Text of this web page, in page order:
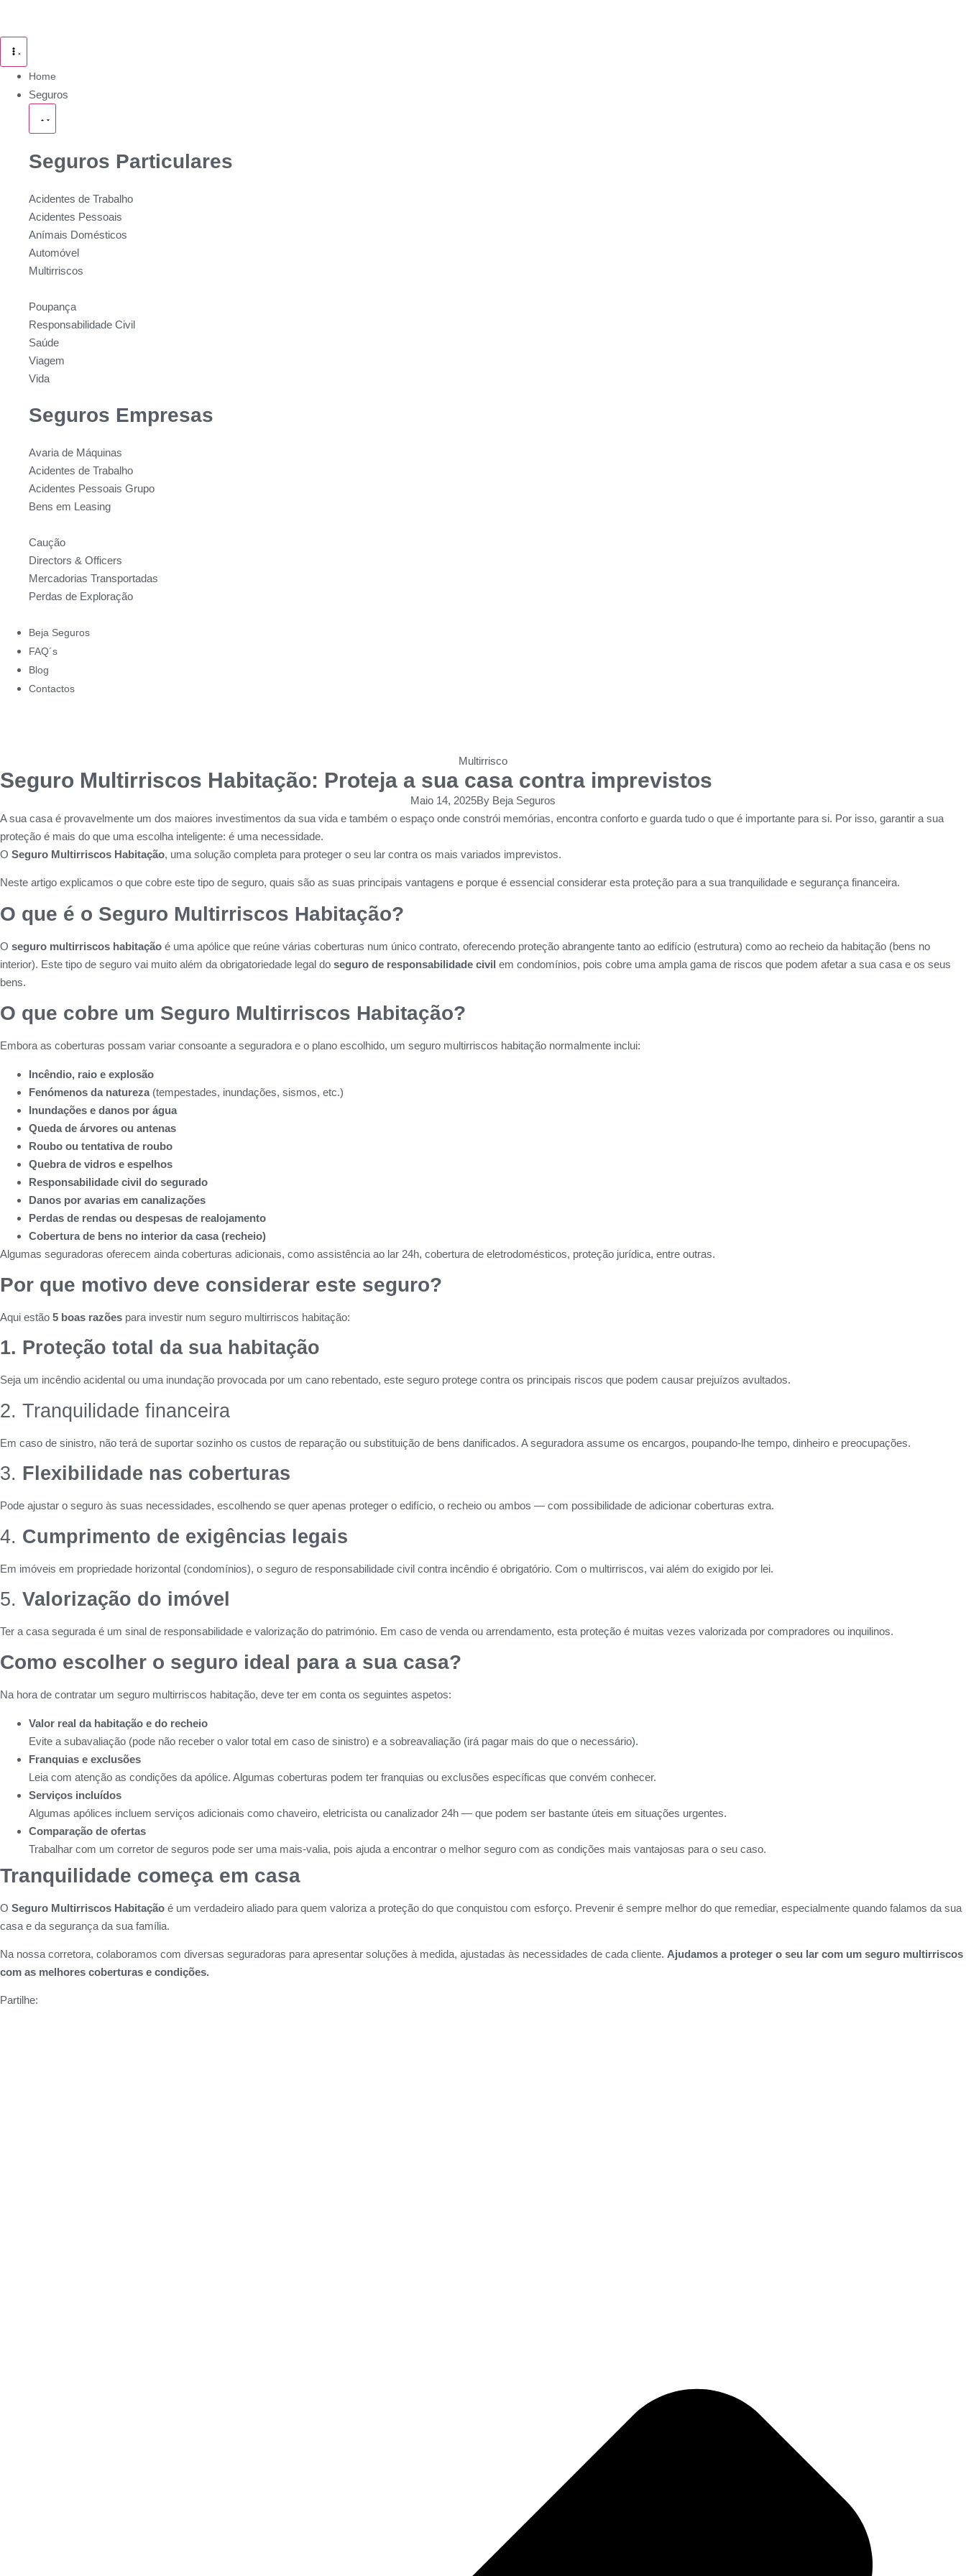
Home
Seguros
Seguros Particulares
Acidentes de Trabalho
Acidentes Pessoais
Anímais Domésticos
Automóvel
Multirriscos
Poupança
Responsabilidade Civil
Saúde
Viagem
Vida
Seguros Empresas
Avaria de Máquinas
Acidentes de Trabalho
Acidentes Pessoais Grupo
Bens em Leasing
Caução
Directors & Officers
Mercadorias Transportadas
Perdas de Exploração
Beja Seguros
FAQ´s
Blog
Contactos
Multirrisco
Seguro Multirriscos Habitação: Proteja a sua casa contra imprevistos
Maio 14, 2025By Beja Seguros
A sua casa é provavelmente um dos maiores investimentos da sua vida e também o espaço onde constrói memórias, encontra conforto e guarda tudo o que é importante para si. Por isso, garantir a sua
proteção é mais do que uma escolha inteligente: é uma necessidade.
O Seguro Multirriscos Habitação, uma solução completa para proteger o seu lar contra os mais variados imprevistos.
Neste artigo explicamos o que cobre este tipo de seguro, quais são as suas principais vantagens e porque é essencial considerar esta proteção para a sua tranquilidade e segurança financeira.
O que é o Seguro Multirriscos Habitação?
O seguro multirriscos habitação é uma apólice que reúne várias coberturas num único contrato, oferecendo proteção abrangente tanto ao edifício (estrutura) como ao recheio da habitação (bens no
interior). Este tipo de seguro vai muito além da obrigatoriedade legal do seguro de responsabilidade civil em condomínios, pois cobre uma ampla gama de riscos que podem afetar a sua casa e os seus
bens.
O que cobre um Seguro Multirriscos Habitação?
Embora as coberturas possam variar consoante a seguradora e o plano escolhido, um seguro multirriscos habitação normalmente inclui:
Incêndio, raio e explosão
Fenómenos da natureza(tempestades, inundações, sismos, etc.)
Inundações e danos por água
Queda de árvores ou antenas
Roubo ou tentativa de roubo
Quebra de vidros e espelhos
Responsabilidade civil do segurado
Danos por avarias em canalizações
Perdas de rendas ou despesas de realojamento
Cobertura de bens no interior da casa (recheio)
Algumas seguradoras oferecem ainda coberturas adicionais, como assistência ao lar 24h, cobertura de eletrodomésticos, proteção jurídica, entre outras.
Por que motivo deve considerar este seguro?
Aqui estão 5 boas razões para investir num seguro multirriscos habitação:
1. Proteção total da sua habitação
Seja um incêndio acidental ou uma inundação provocada por um cano rebentado, este seguro protege contra os principais riscos que podem causar prejuízos avultados.
2. Tranquilidade financeira
Em caso de sinistro, não terá de suportar sozinho os custos de reparação ou substituição de bens danificados. A seguradora assume os encargos, poupando-lhe tempo, dinheiro e preocupações.
3. Flexibilidade nas coberturas
Pode ajustar o seguro às suas necessidades, escolhendo se quer apenas proteger o edifício, o recheio ou ambos — com possibilidade de adicionar coberturas extra.
4. Cumprimento de exigências legais
Em imóveis em propriedade horizontal (condomínios), o seguro de responsabilidade civil contra incêndio é obrigatório. Com o multirriscos, vai além do exigido por lei.
5. Valorização do imóvel
Ter a casa segurada é um sinal de responsabilidade e valorização do património. Em caso de venda ou arrendamento, esta proteção é muitas vezes valorizada por compradores ou inquilinos.
Como escolher o seguro ideal para a sua casa?
Na hora de contratar um seguro multirriscos habitação, deve ter em conta os seguintes aspetos:
Valor real da habitação e do recheio
Evite a subavaliação (pode não receber o valor total em caso de sinistro) e a sobreavaliação (irá pagar mais do que o necessário).
Franquias e exclusões
Leia com atenção as condições da apólice. Algumas coberturas podem ter franquias ou exclusões específicas que convém conhecer.
Serviços incluídos
Algumas apólices incluem serviços adicionais como chaveiro, eletricista ou canalizador 24h — que podem ser bastante úteis em situações urgentes.
Comparação de ofertas
Trabalhar com um corretor de seguros pode ser uma mais-valia, pois ajuda a encontrar o melhor seguro com as condições mais vantajosas para o seu caso.
Tranquilidade começa em casa
O Seguro Multirriscos Habitação é um verdadeiro aliado para quem valoriza a proteção do que conquistou com esforço. Prevenir é sempre melhor do que remediar, especialmente quando falamos da sua
casa e da segurança da sua família.
Na nossa corretora, colaboramos com diversas seguradoras para apresentar soluções à medida, ajustadas às necessidades de cada cliente. Ajudamos a proteger o seu lar com um seguro multirriscos
com as melhores coberturas e condições.
Partilhe: